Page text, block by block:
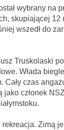
wybrany na
skupiającej 12
wszedł do
Truskolaski
Włada
Cały czas
jako członek
Zimą